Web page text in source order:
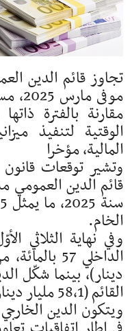
الوقتية لتنفيذ
المالية، مؤخرا
الخام.
القائم (58،1 مليار دينار).